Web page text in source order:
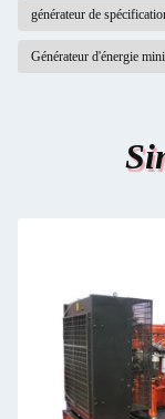
générateur de
Générateur d'énergie